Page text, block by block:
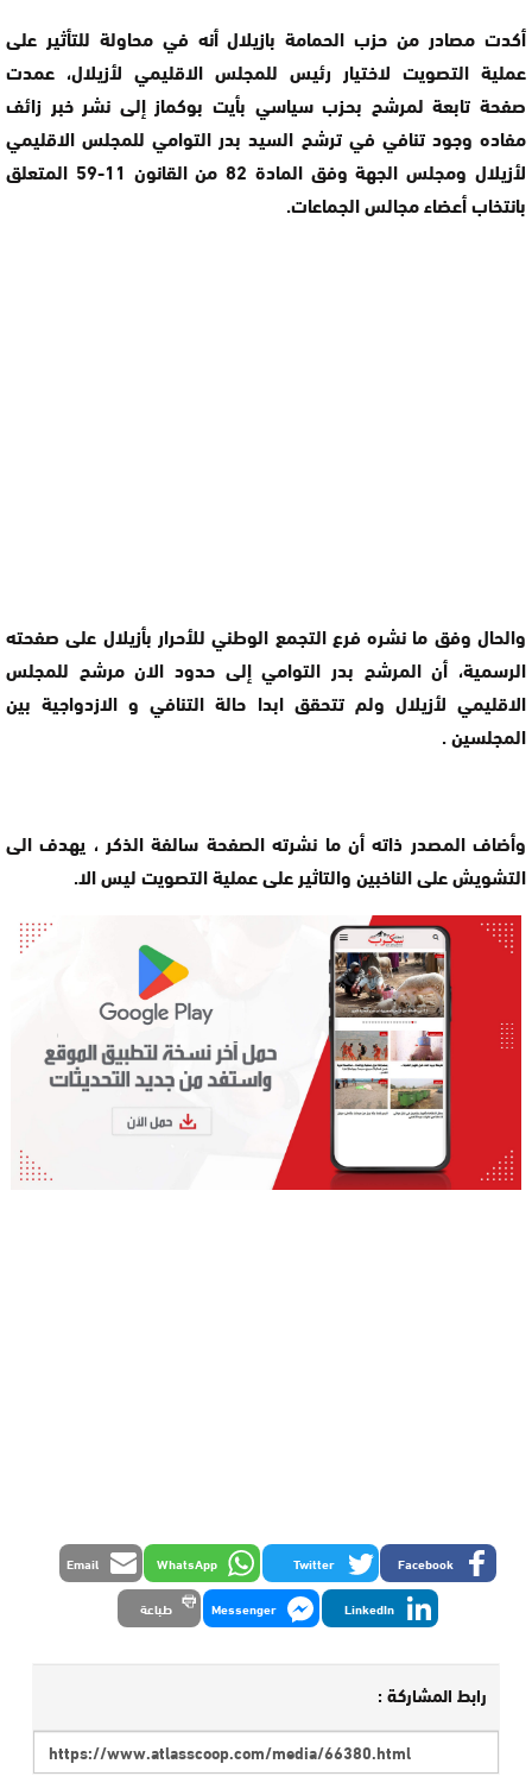
أكدت مصادر من حزب الحمامة بازيلال أنه في محاولة للتأثير على
عملية التصويت لاختيار رئيس للمجلس الاقليمي لأزيلال، عمدت
صفحة تابعة لمرشح بحزب سياسي بأيت بوكماز إلى نشر خبر زائف
مفاده وجود تنافي في ترشح السيد بدر التوامي للمجلس الاقليمي
لأزيلال ومجلس الجهة وفق المادة 82 من القانون 11-59 المتعلق
بانتخاب أعضاء مجالس الجماعات.
والحال وفق ما نشره فرع التجمع الوطني للأحرار بأزيلال على صفحته
الرسمية، أن المرشح بدر التوامي إلى حدود الان مرشح للمجلس
الاقليمي لأزيلال ولم تتحقق ابدا حالة التنافي و الازدواجية بين
المجلسين .
وأضاف المصدر ذاته أن ما نشرته الصفحة سالفة الذكر ، يهدف الى
التشويش على الناخبين والتاثير على عملية التصويت ليس الا.
Facebook
Twitter
WhatsApp
Email
LinkedIn
Messenger طباعة
رابط المشاركة :